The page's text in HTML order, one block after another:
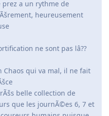
prez a un rythme de
heureusement
ne sont pas lâ??
Chaos qui va mal, il ne fait
belle collection de
que les journÃ©es 6, 7 et